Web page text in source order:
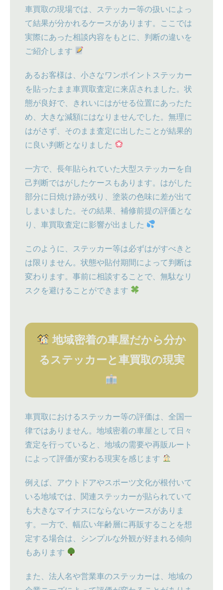
車買取の現場では、ステッカー等の扱いによっ
て結果が分かれるケースがあります。ここでは
実際にあった相談内容をもとに、判断の違いを
ご紹介します
あるお客様は、小さなワンポイントステッカー
を貼ったまま車買取査定に来店されました。状
態が良好で、きれいにはがせる位置にあったた
め、大きな減額にはなりませんでした。無理に
はがさず、そのまま査定に出したことが結果的
に良い判断となりました
一方で、長年貼られていた大型ステッカーを自
己判断ではがしたケースもあります。はがした
部分に日焼け跡が残り、塗装の色味に差が出て
しまいました。その結果、補修前提の評価とな
り、車買取査定に影響が出ました
このように、ステッカー等は必ずはがすべきと
は限りません。状態や貼付期間によって判断は
変わります。事前に相談することで、無駄なリ
スクを避けることができます
地域密着の車屋だから分か
るステッカーと車買取の現実
車買取におけるステッカー等の評価は、全国一
律ではありません。地域密着の車屋として日々
査定を行っていると、地域の需要や再販ルート
によって評価が変わる現実を感じます
例えば、アウトドアやスポーツ文化が根付いて
いる地域では、関連ステッカーが貼られていて
も大きなマイナスにならないケースがありま
す。一方で、幅広い年齢層に再販することを想
定する場合は、シンプルな外観が好まれる傾向
もあります
また、法人名や営業車のステッカーは、地域の